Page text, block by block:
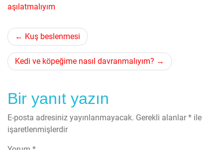
aşılatmalıyım
Yazı
gezinmesi
Kuş beslenmesi
Kedi ve köpeğime nasıl davranmalıyım?
Bir yanıt yazın
E-posta adresiniz yayınlanmayacak. Gerekli alanlar* ile
işaretlenmişlerdir